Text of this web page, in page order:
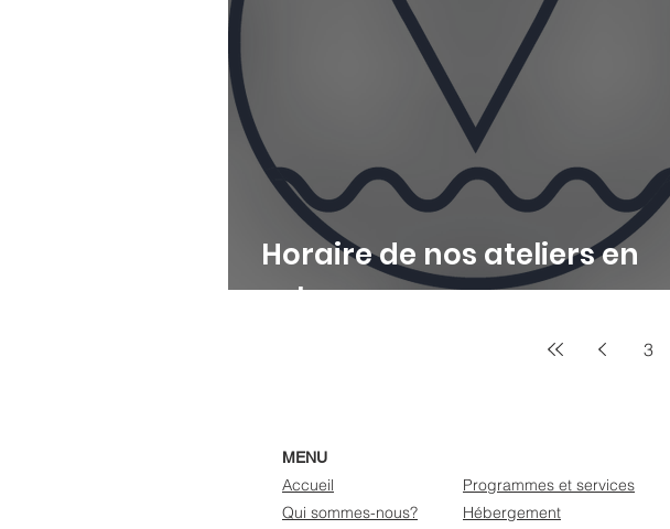
Horaire de nos ateliers en
externe
3
MENU
Accueil
Qui sommes-nous?
Programmes et services
Hébergement